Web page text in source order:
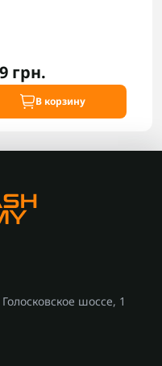
грн.
В корзину
шоссе, 1